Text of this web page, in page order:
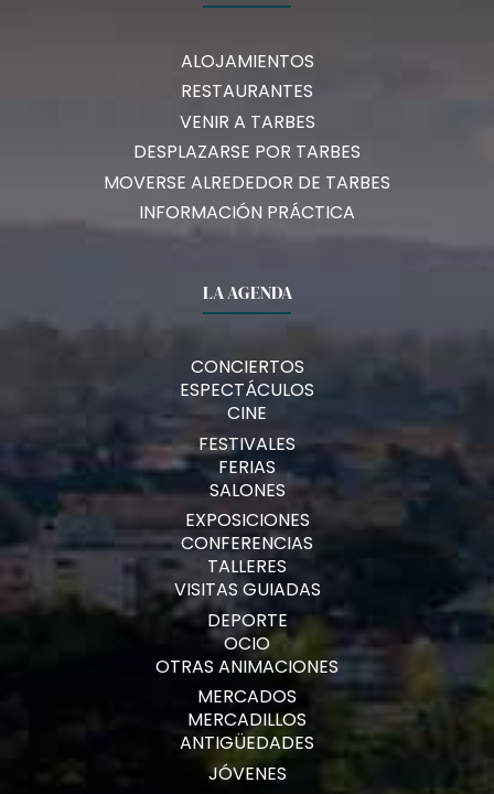
ALOJAMIENTOS
RESTAURANTES
VENIR A TARBES
DESPLAZARSE POR TARBES
MOVERSE ALREDEDOR DE TARBES
INFORMACIÓN PRÁCTICA
LA AGENDA
CONCIERTOS
ESPECTÁCULOS
CINE
FESTIVALES
FERIAS
SALONES
EXPOSICIONES
CONFERENCIAS
TALLERES
VISITAS GUIADAS
DEPORTE
OCIO
OTRAS ANIMACIONES
MERCADOS
MERCADILLOS
ANTIGÜEDADES
JÓVENES